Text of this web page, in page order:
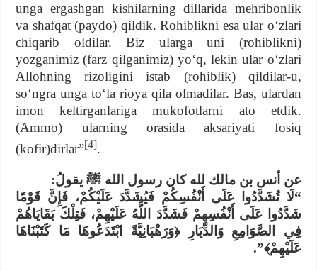
unga ergashgan kishilarning dillarida mehribonlik
va shafqat (paydo) qildik. Rohiblikni esa ular oʻzlari
chiqarib oldilar. Biz ularga uni (rohiblikni)
yozganimiz (farz qilganimiz) yoʻq, lekin ular oʻzlari
Allohning rizoligini istab (rohiblik) qildilar-u,
soʻngra unga toʻla rioya qila olmadilar. Bas, ulardan
imon keltirganlariga mukofotlarni ato etdik.
(Ammo) ularning orasida aksariyati fosiq
(kofir)dirlar”[4].
عن أنس بن مالك لله كان رسول الله ﷺ يقولُ:
“لَا تُشَدَّدُوا عَلَى أَنْفُسِكُمْ فَيُشَدَّدَ عَلَيْكُمْ، فَإِنَّ قَوْمًا
شَدَّدُوا عَلَى أَنْفُسِهِمْ فَشَدَّدَ اللَّهُ عَلَيْهِمْ، فَتِلْكَ بَقَايَاهُمْ
فِي الصَّوَامِعِ وَالدِّيَارِ ﴿وَرَهْبَانِيَّةً ابْتَدَعُوهَا مَا كَتَبْنَاهَا
عَلَيْهِمْ﴾”.